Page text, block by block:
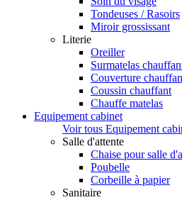
Tondeuses / Rasoirs
Miroir grossissant
Literie
Oreiller
Surmatelas
Couverture
Coussin chauffant
Chauffe matelas
Equipement cabinet
Voir tous Equipement
Salle d'attente
Chaise pour salle
Poubelle
Corbeille à papier
Sanitaire